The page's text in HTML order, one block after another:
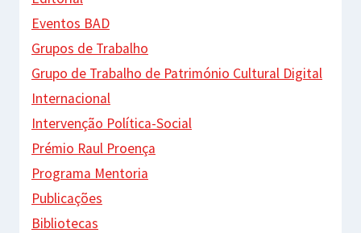
Eventos BAD
Grupos de Trabalho
Grupo de Trabalho de Património Cultural Digital
Internacional
Intervenção Política-Social
Prémio Raul Proença
Programa Mentoria
Publicações
Bibliotecas